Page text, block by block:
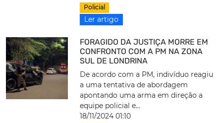
Policial
Ler artigo
FORAGIDO DA JUSTIÇA MORRE EM
CONFRONTO COM A PM NA ZONA
SUL DE LONDRINA
De acordo com a PM, indivíduo reagiu
a uma tentativa de abordagem
apontando uma arma em direção a
equipe policial e...
18/11/2024 01:10